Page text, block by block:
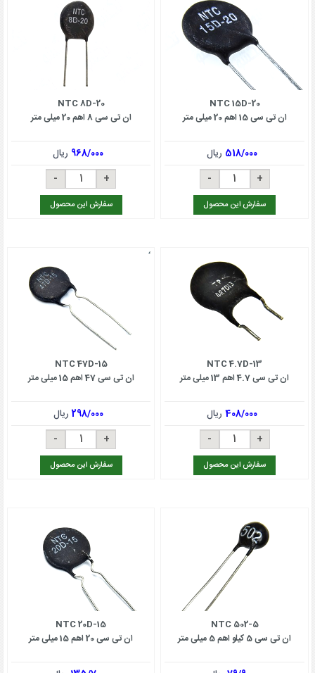
NTC 15D-20
ان تی سی 15 اهم 20 میلی متر
518/000 ریال
سفارش این محصول
NTC 8D-20
ان تی سی 8 اهم 20 میلی متر
968/000 ریال
سفارش این محصول
NTC 4.7D-13
ان تی سی 4.7 اهم 13 میلی متر
408/000 ریال
سفارش این محصول
NTC 47D-15
ان تی سی 47 اهم 15 میلی متر
298/000ریال
سفارش این محصول
NTC 502-5
ان تی سی 5 کیلو اهم 5 میلی متر
NTC 20D-15
ان تی سی 20 اهم 15 میلی متر